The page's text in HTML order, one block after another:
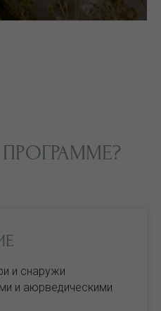
ПРОГРАММЕ?
и снаружи
и аюрведическими